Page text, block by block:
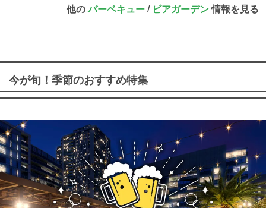
他のバーベキュー/ ビアガーデン情報を見る
今が旬！季節のおすすめ特集